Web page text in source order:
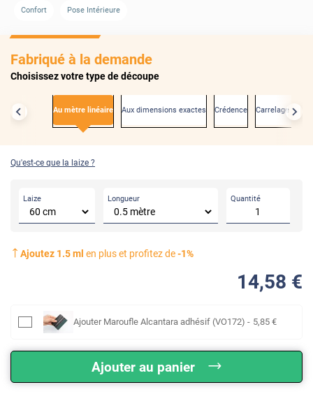
Confort Pose Intérieure
Fabriqué à la demande
Choisissez votre type de découpe
Au mètre linéaire Aux dimensions exactes Crédence Carrelage mural
Qu'est-ce que la laize ?
Laize Longueur Quantité
Ajoutez 1.5ml en plus et profitez de-1%
14,58 €
Ajouter Maroufle Alcantara adhésif (VO172) - 5,85 €
Ajouter au panier